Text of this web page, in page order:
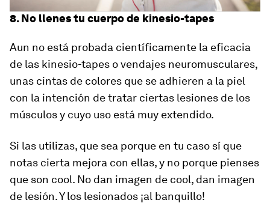
8. No llenes tu cuerpo de kinesio-tapes
Aun no está probada científicamente la eficacia
de las kinesio-tapes o vendajes neuromusculares,
unas cintas de colores que se adhieren a la piel
con la intención de tratar ciertas lesiones de los
músculos y cuyo uso está muy extendido.
Si las utilizas, que sea porque en tu caso sí que
notas cierta mejora con ellas, y no porque pienses
que son cool. No dan imagen de cool, dan imagen
de lesión. Y los lesionados ¡al banquillo!